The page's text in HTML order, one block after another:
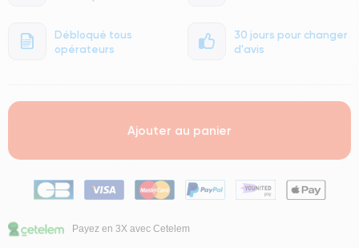
Débloqué tous
opérateurs
30 jours pour changer
d'avis
Ajouter au panier
Payez en 3X avec Cetelem